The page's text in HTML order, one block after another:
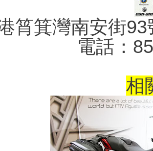
筲箕灣南安街
電話：
相